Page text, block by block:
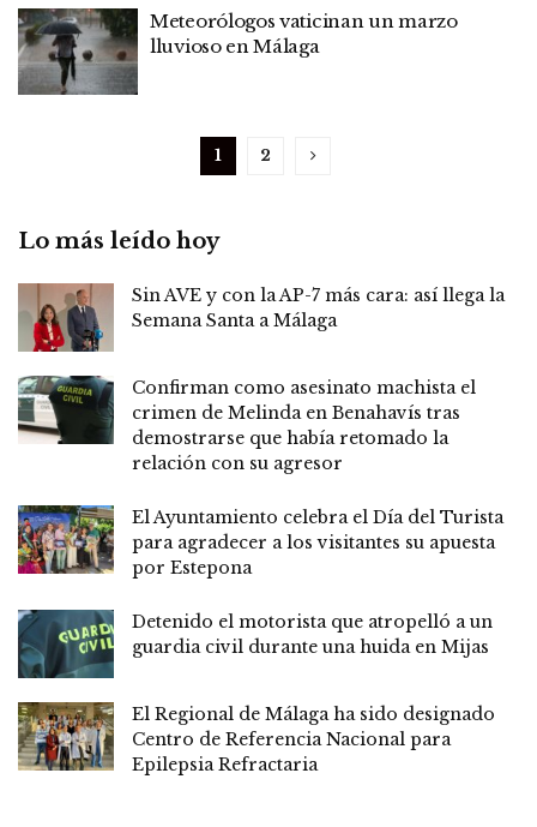
Meteorólogos vaticinan un marzo
lluvioso en Málaga
1 2
Lo más leído hoy
Sin AVE y con la AP-7 más cara: así llega la
Semana Santa a Málaga
Confirman como asesinato machista el
crimen de Melinda en Benahavís tras
demostrarse que había retomado la
relación con su agresor
El Ayuntamiento celebra el Día del Turista
para agradecer a los visitantes su apuesta
por Estepona
Detenido el motorista que atropelló a un
guardia civil durante una huida en Mijas
El Regional de Málaga ha sido designado
Centro de Referencia Nacional para
Epilepsia Refractaria